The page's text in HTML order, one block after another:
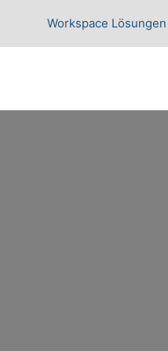
Workspace Lösungen